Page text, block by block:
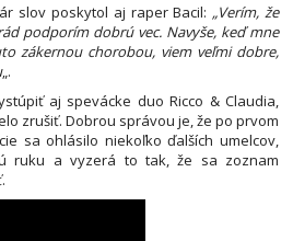
slov poskytol aj raper Bacil: „Verím, že
podporím dobrú vec. Navyše, keď mne
zákernou chorobou, viem veľmi dobre,
„.
aj spevácke duo Ricco & Claudia,
zrušiť. Dobrou správou je, že po prvom
sa ohlásilo niekoľko ďalších umelcov,
ruku a vyzerá to tak, že sa zoznam